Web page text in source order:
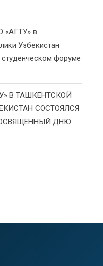
«АГТУ» в
Узбекистан
форуме
В ТАШКЕНТСКОЙ
СОСТОЯЛСЯ
ДНЮ